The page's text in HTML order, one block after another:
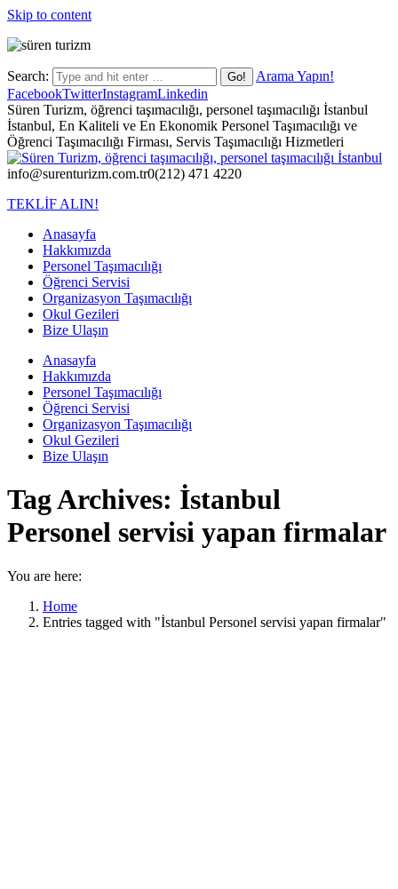
Skip to content
Search:
Arama Yapın!
FacebookTwitterInstagramLinkedin
Süren Turizm, öğrenci taşımacılığı, personel taşımacılığı İstanbul
İstanbul, En Kaliteli ve En Ekonomik Personel Taşımacılığı ve
Öğrenci Taşımacılığı Firması, Servis Taşımacılığı Hizmetleri
info@surenturizm.com.tr0(212) 471 4220
TEKLİF ALIN!
Anasayfa
Hakkımızda
Personel Taşımacılığı
Öğrenci Servisi
Organizasyon Taşımacılığı
Okul Gezileri
Bize Ulaşın
Anasayfa
Hakkımızda
Personel Taşımacılığı
Öğrenci Servisi
Organizasyon Taşımacılığı
Okul Gezileri
Bize Ulaşın
Tag Archives: İstanbul
Personel servisi yapan firmalar
You are here:
Home
Entries tagged with "İstanbul Personel servisi yapan firmalar"